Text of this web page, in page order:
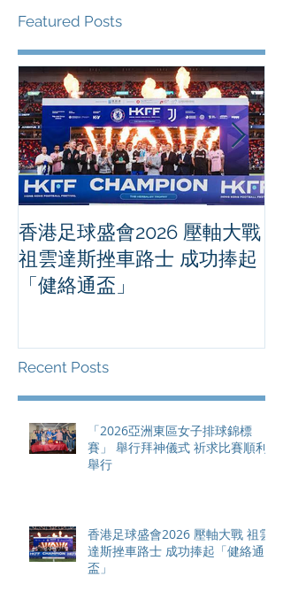
Featured Posts
香港足球盛會2026 壓軸大戰
祖雲達斯挫車路士 成功捧起
「健絡通盃」
Recent Posts
「2026亞洲東區女子排球錦標
賽」 舉行拜神儀式 祈求比賽順利
舉行
香港足球盛會2026 壓軸大戰 祖雲
達斯挫車路士 成功捧起「健絡通
盃」